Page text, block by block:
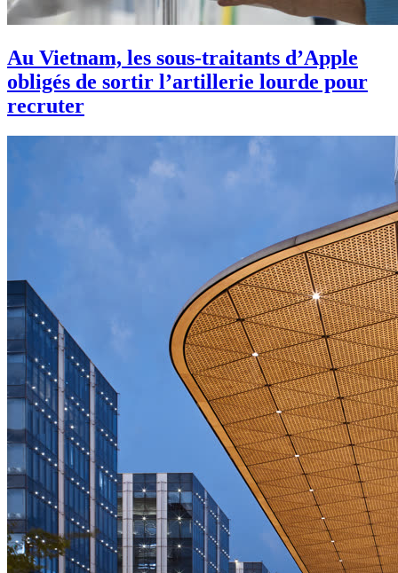
Au Vietnam, les sous-traitants d’Apple
obligés de sortir l’artillerie lourde pour
recruter